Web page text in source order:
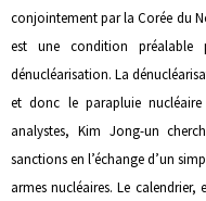
conjointement par la Corée du
est une condition
dénucléarisation. La
et donc le parapluie
analystes, Kim Jong-un
sanctions en l’échange d’un
armes nucléaires. Le